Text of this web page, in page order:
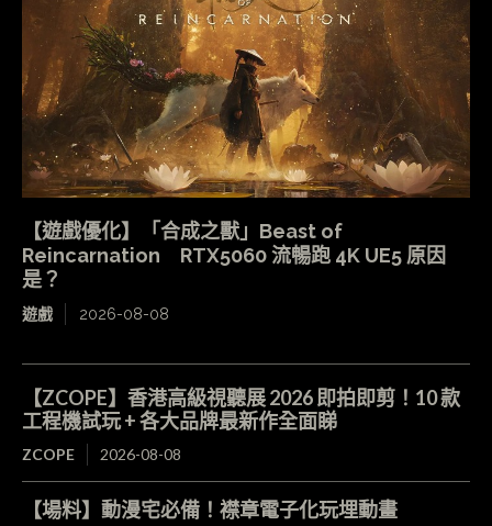
【遊戲優化】「合成之獸」Beast of
Reincarnation RTX5060 流暢跑 4K UE5 原因
是？
遊戲 2026-08-08
【ZCOPE】香港高級視聽展 2026 即拍即剪！10 款
工程機試玩 + 各大品牌最新作全面睇
ZCOPE 2026-08-08
【場料】動漫宅必備！襟章電子化玩埋動畫